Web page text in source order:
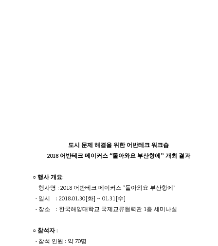
도시 문제 해결을 위한 어반테크 워크숍
2018 어반테크 메이커스 “돌아와요 부산항에” 개최 결과
○ 행사 개요:
- 행사명 : 2018 어반테크 메이커스 "돌아와요 부산항에"
- 일시    : 2018.01.30[화] ~ 01.31[수]
- 장소    : 한국해양대학교 국제교류협력관 1층 세미나실
○ 참석자 :
- 참석 인원 : 약 70명